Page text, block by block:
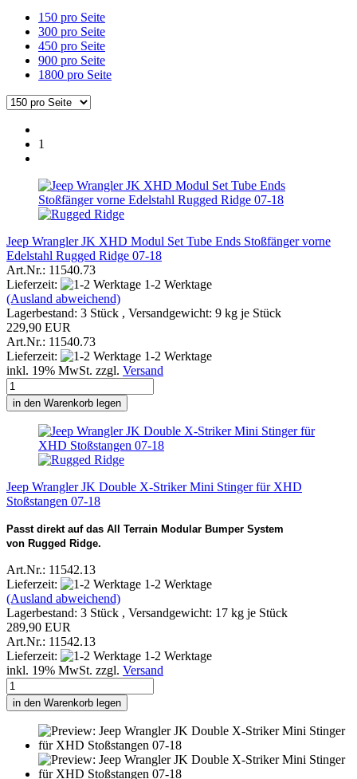
150 pro Seite
300 pro Seite
450 pro Seite
900 pro Seite
1800 pro Seite
1
Jeep Wrangler JK XHD Modul Set Tube Ends Stoßfänger vorne
Edelstahl Rugged Ridge 07-18
Art.Nr.: 11540.73
Lieferzeit:
1-2 Werktage
(Ausland abweichend)
Lagerbestand: 3 Stück , Versandgewicht: 9 kg je Stück
229,90 EUR
Art.Nr.: 11540.73
Lieferzeit:
1-2 Werktage
inkl. 19% MwSt. zzgl. Versand
in den Warenkorb legen
Jeep Wrangler JK Double X-Striker Mini Stinger für XHD
Stoßstangen 07-18
Passt direkt auf das All Terrain Modular Bumper System
von Rugged Ridge.
Art.Nr.: 11542.13
Lieferzeit:
1-2 Werktage
(Ausland abweichend)
Lagerbestand: 3 Stück , Versandgewicht: 17 kg je Stück
289,90 EUR
Art.Nr.: 11542.13
Lieferzeit:
1-2 Werktage
inkl. 19% MwSt. zzgl. Versand
in den Warenkorb legen